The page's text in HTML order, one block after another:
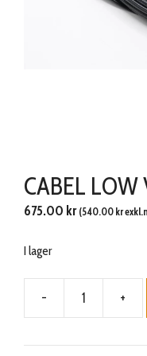
CABEL LOW
675.00 kr (540.00 kr
I lager
- +